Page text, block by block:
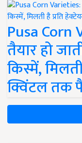
Pusa
तैयार हो
किस्में,
क्विंटल तक